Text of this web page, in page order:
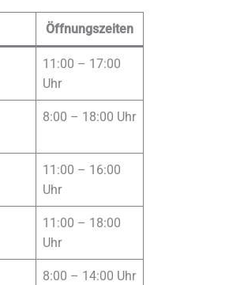
Öffnungszeiten
11:00 – 17:00
Uhr
8:00 – 18:00 Uhr
11:00 – 16:00
Uhr
11:00 – 18:00
Uhr
8:00 – 14:00 Uhr